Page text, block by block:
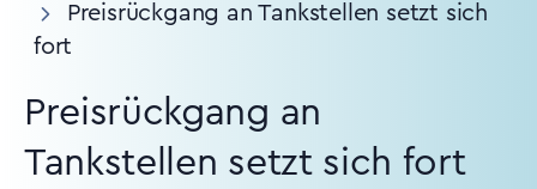
Preisrückgang an Tankstellen setzt sich
fort
Preisrückgang an
Tankstellen setzt sich fort